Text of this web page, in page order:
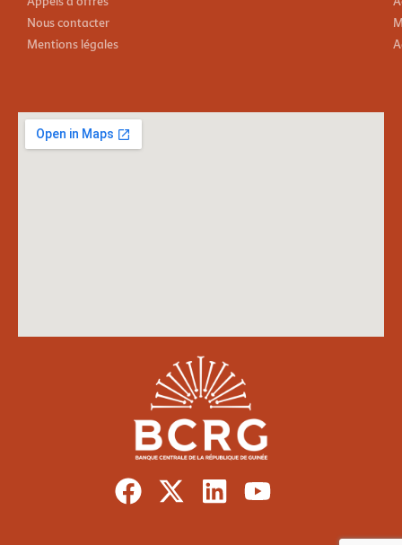
Nous contacter
Mentions légales